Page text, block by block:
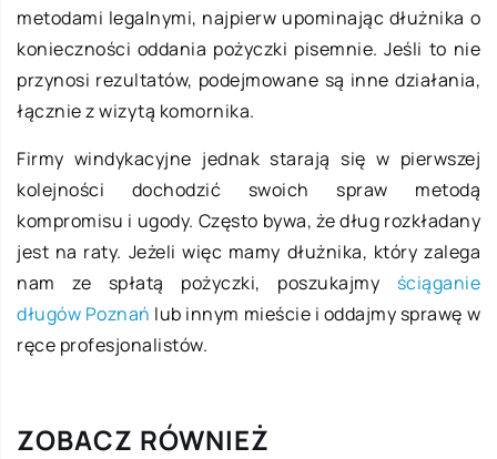
metodami legalnymi, najpierw upominając dłużnika o
konieczności oddania pożyczki pisemnie. Jeśli to nie
przynosi rezultatów, podejmowane są inne działania,
łącznie z wizytą komornika.
Firmy windykacyjne jednak starają się w pierwszej
kolejności dochodzić swoich spraw metodą
kompromisu i ugody. Często bywa, że dług rozkładany
jest na raty. Jeżeli więc mamy dłużnika, który zalega
nam ze spłatą pożyczki, poszukajmy ściąganie
długów Poznań lub innym mieście i oddajmy sprawę w
ręce profesjonalistów.
ZOBACZ RÓWNIEŻ